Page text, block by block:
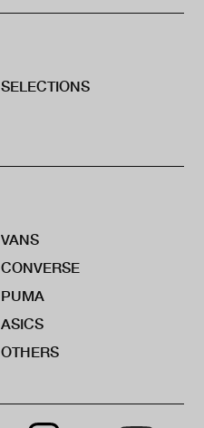
SELECTIONS
VANS
CONVERSE
PUMA
ASICS
OTHERS